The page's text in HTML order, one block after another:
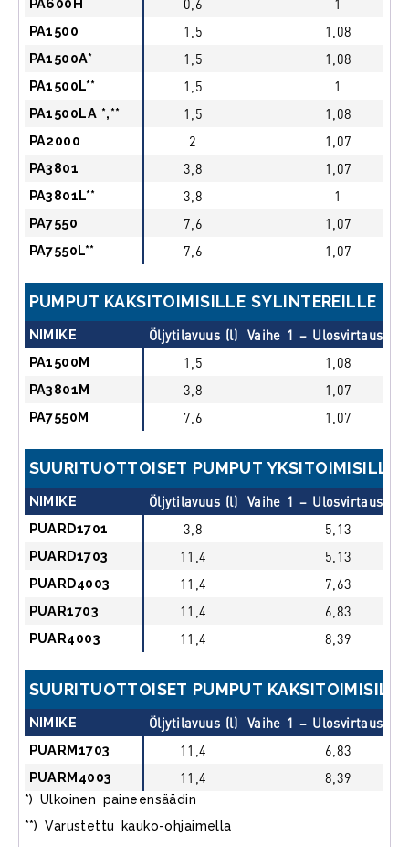
0,6 1
PA1500 1,5 1,08
PA1500A* 1,5 1,08
PA1500L** 1,5 1
PA1500LA *,** 1,5 1,08
PA2000 2 1,07
PA3801 3,8 1,07
PA3801L** 3,8 1
PA7550 7,6 1,07
PA7550L** 7,6 1,07
PUMPUT KAKSITOIMISILLE SYLINTEREILLE
NIMIKE Öljytilavuus (l) Vaihe 1 – Ulosvirtaus (l/
PA1500M 1,5 1,08
PA3801M 3,8 1,07
PA7550M 7,6 1,07
SUURITUOTTOISET PUMPUT YKSITOIMISILLE
NIMIKE Öljytilavuus (l) Vaihe 1 – Ulosvirtaus (l/
PUARD1701 3,8 5,13
PUARD1703 11,4 5,13
PUARD4003 11,4 7,63
PUAR1703 11,4 6,83
PUAR4003 11,4 8,39
SUURITUOTTOISET PUMPUT
NIMIKE Öljytilavuus (l) Vaihe 1 – Ulosvirtaus (l/
PUARM1703 11,4 6,83
PUARM4003 11,4 8,39
*) Ulkoinen paineensäädin
**) Varustettu kauko-ohjaimella